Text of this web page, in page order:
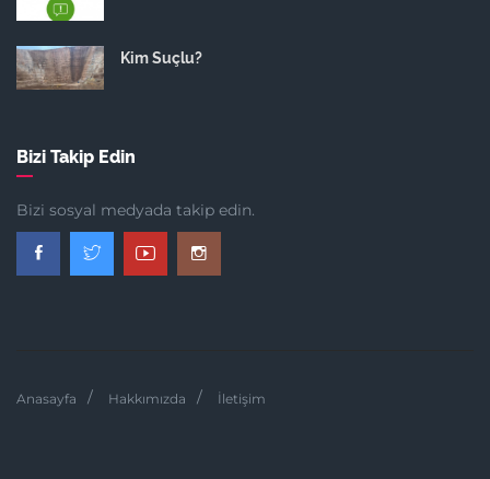
Kim Suçlu?
Bizi Takip Edin
Bizi sosyal medyada takip edin.
Anasayfa Hakkımızda İletişim